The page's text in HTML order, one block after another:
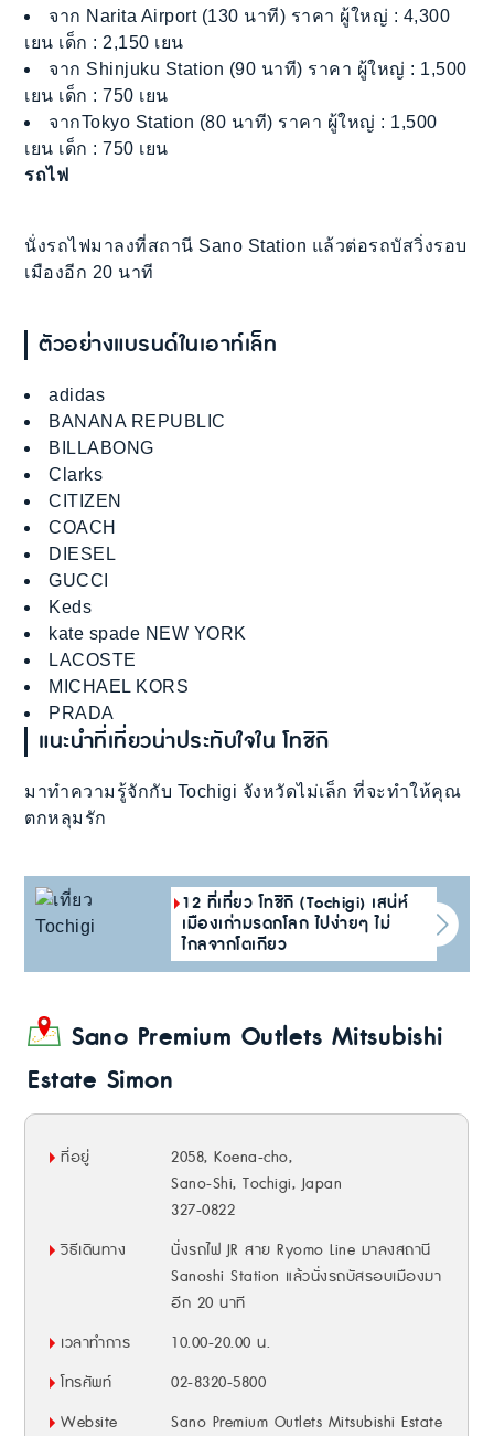
จาก Narita Airport (130 นาที) ราคา ผู้ใหญ่ : 4,300
เยน เด็ก : 2,150 เยน
จาก Shinjuku Station (90 นาที) ราคา ผู้ใหญ่ : 1,500
เยน เด็ก : 750 เยน
จากTokyo Station (80 นาที) ราคา ผู้ใหญ่ : 1,500
เยน เด็ก : 750 เยน
รถไฟ
นั่งรถไฟมาลงที่สถานี Sano Station แล้วต่อรถบัสวิ่งรอบ
เมืองอีก 20 นาที
ตัวอย่างแบรนด์ในเอาท์เล็ท
adidas
BANANA REPUBLIC
BILLABONG
Clarks
CITIZEN
COACH
DIESEL
GUCCI
Keds
kate spade NEW YORK
LACOSTE
MICHAEL KORS
PRADA
แนะนำที่เที่ยวน่าประทับใจใน โทชิกิ
มาทำความรู้จักกับ Tochigi จังหวัดไม่เล็ก ที่จะทำให้คุณ
ตกหลุมรัก
12 ที่เที่ยว โทชิกิ (Tochigi) เสน่ห์
เมืองเก่ามรดกโลก ไปง่ายๆ ไม่
ไกลจากโตเกียว
Sano Premium Outlets Mitsubishi
Estate Simon
ที่อยู่
2058, Koena-cho,
Sano-Shi, Tochigi, Japan
327-0822
วิธีเดินทาง
นั่งรถไฟ JR สาย Ryomo Line มาลงสถานี
Sanoshi Station แล้วนั่งรถบัสรอบเมืองมา
อีก 20 นาที
เวลาทำการ
10.00-20.00 น.
โทรศัพท์
02-8320-5800
Website
Sano Premium Outlets Mitsubishi Estate